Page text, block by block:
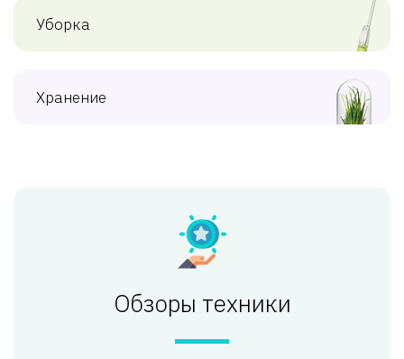
Уборка
Хранение
Обзоры техники